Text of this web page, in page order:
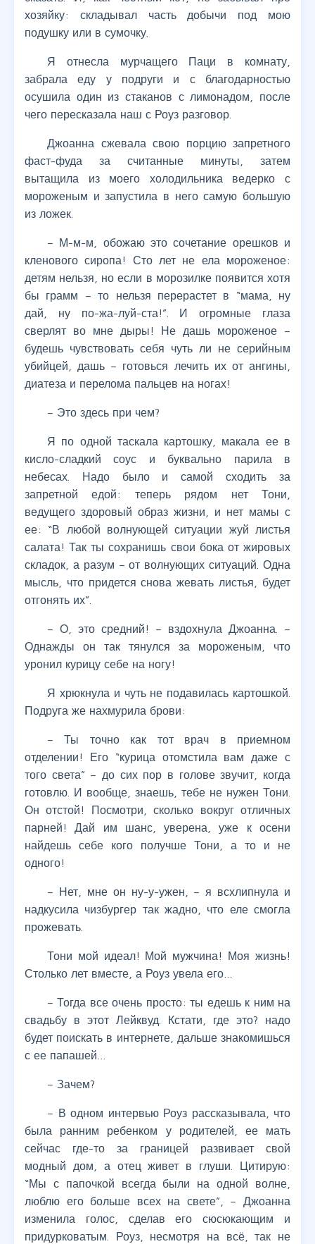
хозяйку: складывал часть добычи под мою
подушку или в сумочку.
Я отнесла мурчащего Паци в комнату,
забрала еду у подруги и с благодарностью
осушила один из стаканов с лимонадом, после
чего пересказала наш с Роуз разговор.
Джоанна сжевала свою порцию запретного
фаст-фуда за считанные минуты, затем
вытащила из моего холодильника ведерко с
мороженым и запустила в него самую большую
из ложек.
– М-м-м, обожаю это сочетание орешков и
кленового сиропа! Сто лет не ела мороженое:
детям нельзя, но если в морозилке появится хотя
бы грамм – то нельзя перерастет в “мама, ну
дай, ну по-жа-луй-ста!”. И огромные глаза
сверлят во мне дыры! Не дашь мороженое –
будешь чувствовать себя чуть ли не серийным
убийцей, дашь – готовься лечить их от ангины,
диатеза и перелома пальцев на ногах!
– Это здесь при чем?
Я по одной таскала картошку, макала ее в
кисло-сладкий соус и буквально парила в
небесах. Надо было и самой сходить за
запретной едой: теперь рядом нет Тони,
ведущего здоровый образ жизни, и нет мамы с
ее: “В любой волнующей ситуации жуй листья
салата! Так ты сохранишь свои бока от жировых
складок, а разум – от волнующих ситуаций. Одна
мысль, что придется снова жевать листья, будет
отгонять их”.
– О, это средний! – вздохнула Джоанна. –
Однажды он так тянулся за мороженым, что
уронил курицу себе на ногу!
Я хрюкнула и чуть не подавилась картошкой.
Подруга же нахмурила брови:
– Ты точно как тот врач в приемном
отделении! Его “курица отомстила вам даже с
того света” – до сих пор в голове звучит, когда
готовлю. И вообще, знаешь, тебе не нужен Тони.
Он отстой! Посмотри, сколько вокруг отличных
парней! Дай им шанс, уверена, уже к осени
найдешь себе кого получше Тони, а то и не
одного!
– Нет, мне он ну-у-ужен, – я всхлипнула и
надкусила чизбургер так жадно, что еле смогла
прожевать.
Тони мой идеал! Мой мужчина! Моя жизнь!
Столько лет вместе, а Роуз увела его…
– Тогда все очень просто: ты едешь к ним на
свадьбу в этот Лейквуд. Кстати, где это? надо
будет поискать в интернете, дальше знакомишься
с ее папашей…
– Зачем?
– В одном интервью Роуз рассказывала, что
была ранним ребенком у родителей, ее мать
сейчас где-то за границей развивает свой
модный дом, а отец живет в глуши. Цитирую:
“Мы с папочкой всегда были на одной волне,
люблю его больше всех на свете”, – Джоанна
изменила голос, сделав его сюсюкающим и
придурковатым. Роуз, несмотря на всё, так не